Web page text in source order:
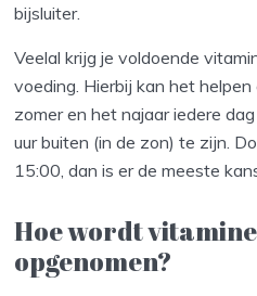
bijsluiter.
Veelal krijg je voldoende
voeding. Hierbij kan het
zomer en het najaar iedere
uur buiten (in de zon) te zijn.
15:00, dan is er de meeste
Hoe wordt
opgenomen?